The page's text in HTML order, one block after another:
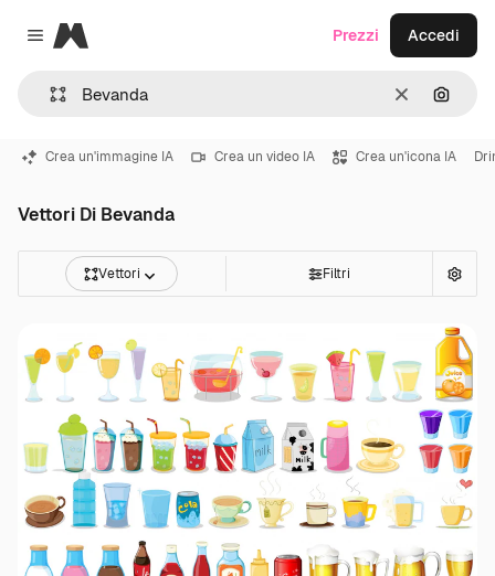
Close menu
Magnific
CancellaCerca
Prezzi Accedi
Crea un'immagine IA Crea un video IA Crea un'icona IA
Vettori Di Bevanda
Vettori Filtri